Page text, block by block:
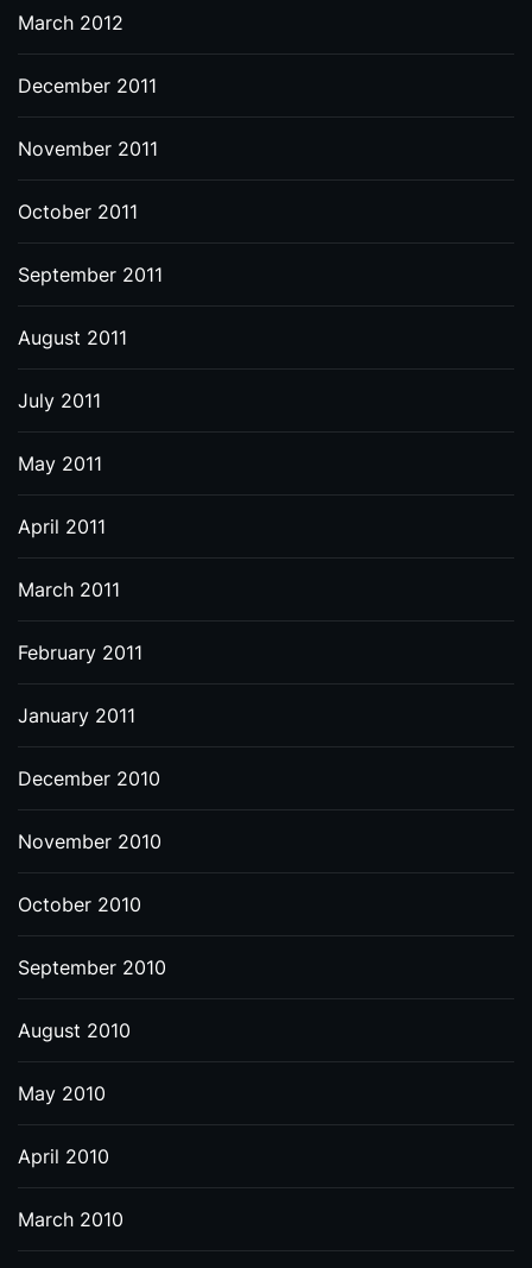
March 2012
December 2011
November 2011
October 2011
September 2011
August 2011
July 2011
May 2011
April 2011
March 2011
February 2011
January 2011
December 2010
November 2010
October 2010
September 2010
August 2010
May 2010
April 2010
March 2010